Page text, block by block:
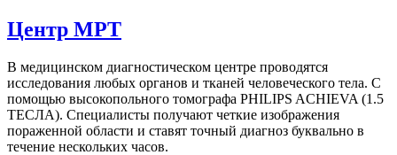
Центр МРТ
В медицинском диагностическом центре проводятся
исследования любых органов и тканей человеческого тела. С
помощью высокопольного томографа PHILIPS ACHIEVA (1.5
ТЕСЛА). Специалисты получают четкие изображения
пораженной области и ставят точный диагноз буквально в
течение нескольких часов.